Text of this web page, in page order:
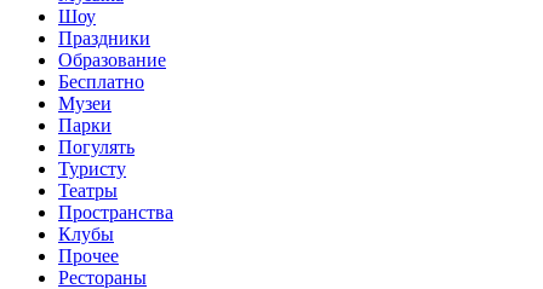
Шоу
Праздники
Образование
Бесплатно
Музеи
Парки
Погулять
Туристу
Театры
Пространства
Клубы
Прочее
Рестораны